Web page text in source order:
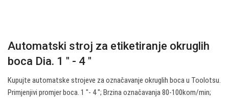
Automatski stroj za etiketiranje okruglih
boca Dia. 1 ″ - 4 ″
Kupujte automatske strojeve za označavanje okruglih boca u Toolotsu.
Primjenjivi promjer boca. 1 ″- 4 ″; Brzina označavanja 80-100kom/min;